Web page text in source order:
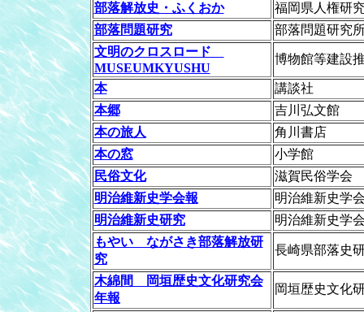
部落解放史・ふくおか
福岡県人権研
部落問題研究
部落問題研究
文明のクロスロード
MUSEUMKYUSHU
博物館等建設
本
講談社
本郷
吉川弘文館
本の旅人
角川書店
本の窓
小学館
民俗文化
滋賀民俗学会
明治維新史学会報
明治維新史学
明治維新史研究
明治維新史学
もやい ながさき部落解放研
究
長崎県部落史
木綿間 岡垣歴史文化研究会
年報
岡垣歴史文化